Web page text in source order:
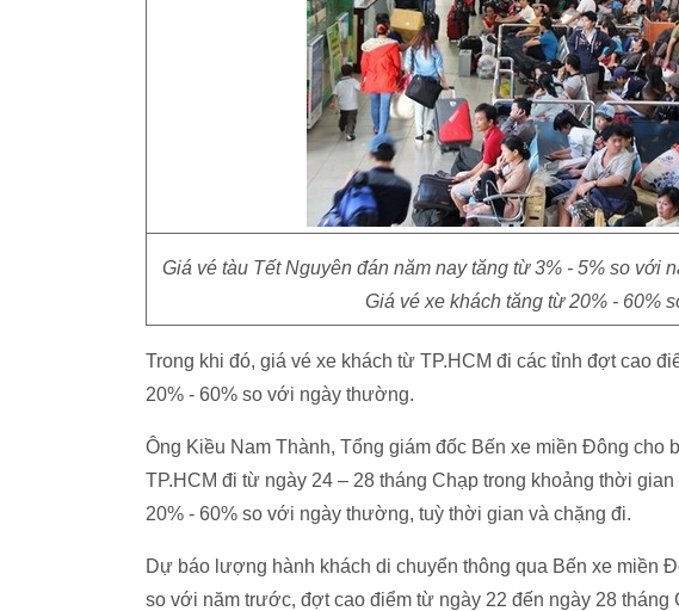
Giá vé tàu Tết Nguyên đán năm nay tăng từ 3% - 5% so với
Giá vé xe khách tăng từ 20% - 60%
Trong khi đó, giá vé xe khách từ TP.HCM đi các tỉnh đợt cao
20% - 60% so với ngày thường.
Ông Kiều Nam Thành, Tổng giám đốc Bến xe miền Đông cho
TP.HCM đi từ ngày 24 – 28 tháng Chạp trong khoảng thời
20% - 60% so với ngày thường, tuỳ thời gian và chặng đi.
Dự báo lượng hành khách di chuyển thông qua Bến xe miền
so với năm trước, đợt cao điểm từ ngày 22 đến ngày 28 tháng